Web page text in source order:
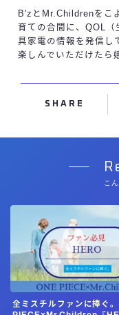
B'zとMr.Childrenをこ
育ての合間に、QOL（
具家電の情報を発信し
楽しんでいただけたら
SHARE
こ
全ミスチルファンに捧ぐ